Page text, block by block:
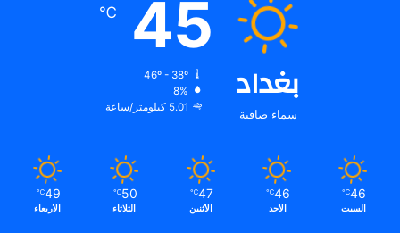
بغداد
سماء صافية
45
℃
46º - 38º
8%
5.01 كيلومتر/ساعة
46
℃
السبت
46
℃
الأحد
47
℃
الأثنين
50
℃
الثلاثاء
49
℃
الأربعاء